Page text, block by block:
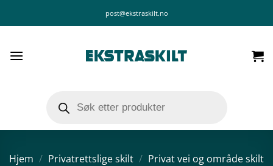
post@ekstraskilt.no
search
Hjem / Privatrettslige skilt / Privat vei og område skilt